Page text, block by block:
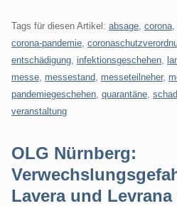
Tags für diesen Artikel: absage corona
corona-pandemie
entschädigung infektionsgeschehen
messe messestand messeteilneher,
pandemiegeschehen quarantäne
veranstaltung
OLG Nürnberg:
Lavera und